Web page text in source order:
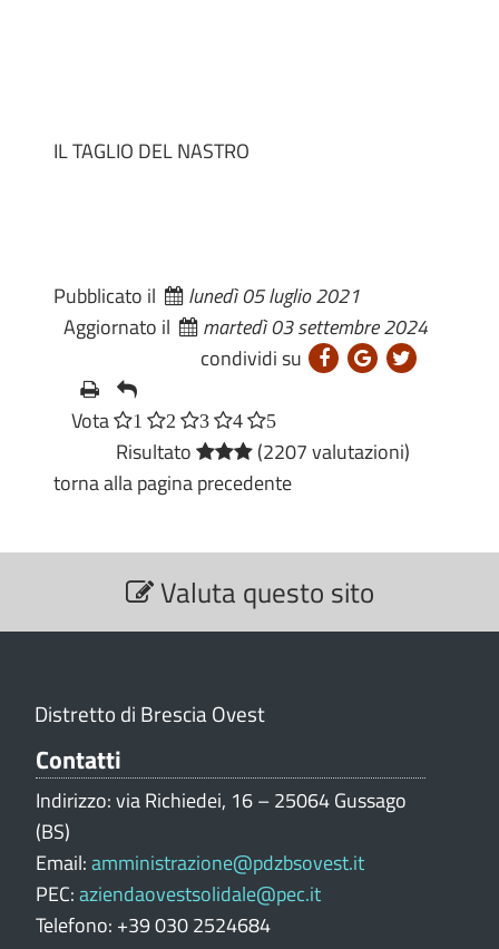
IL TAGLIO DEL NASTRO
Pubblicato il
lunedì 05 luglio 2021
Aggiornato il
martedì 03 settembre 2024
condividi su
Vota 1 2 3 4 5
Risultato
(2207 valutazioni)
torna alla pagina precedente
S
Valuta questo sito
Distretto di Brescia Ovest
Contatti
Indirizzo: via Richiedei, 16 – 25064 Gussago
(BS)
Email:amministrazione@pdzbsovest.it
PEC:aziendaovestsolidale@pec.it
Telefono: +39 030 2524684